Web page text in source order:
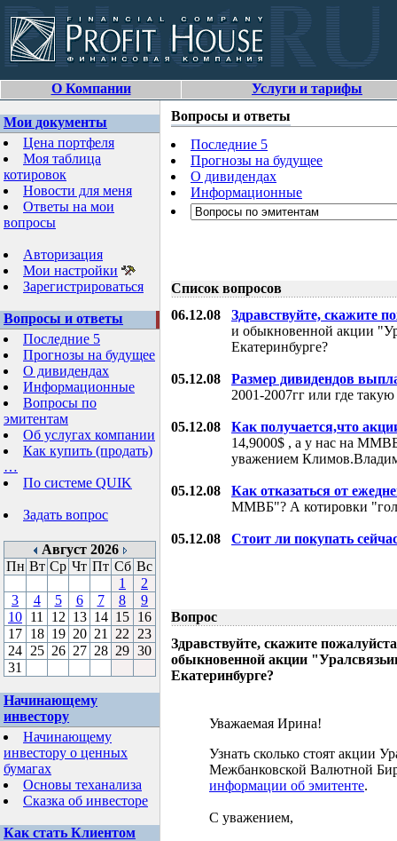
О Компании Услуги и тарифы
Мои документы
Цена портфеля
Моя таблица
котировок
Новости для меня
Ответы на мои
вопросы
Авторизация
Мои настройки
Зарегистрироваться
Вопросы и ответы
Последние 5
Прогнозы на будущее
О дивидендах
Информационные
Вопросы по
эмитентам
Об услугах компании
Как купить (продать)
…
По системе QUIK
Задать вопрос
Август 2026
Пн Вт Ср Чт Пт Сб Вс
1
2
3
4 5 6 7 8
9
10 11 12 13 14 15 16
17 18 19 20 21 22
23
24 25 26 27 28 29 30
31
Начинающему
инвестору
Начинающему
инвестору о ценных
бумагах
Основы теханализа
Сказка об инвесторе
Как стать Клиентом
Вопросы и ответы
Последние 5
Прогнозы на будущее
О дивидендах
Информационные
Список вопросов
06.12.08 Здравствуйте, скажите
и обыкновенной акции
Екатеринбурге?
05.12.08
Размер дивидендов
2001-2007гг или где
05.12.08
Как получается,что
14,9000$ , а у нас на
уважением
05.12.08
Как отказаться от
ММВБ"? А котировки
05.12.08 Стоит ли покупать
Вопрос
Здравствуйте, скажите
обыкновенной акции
Екатеринбурге?
Уважаемая Ирина!
Узнать сколько стоят акции
Межбанковской Валютной
информации об эмитенте.
С уважением,